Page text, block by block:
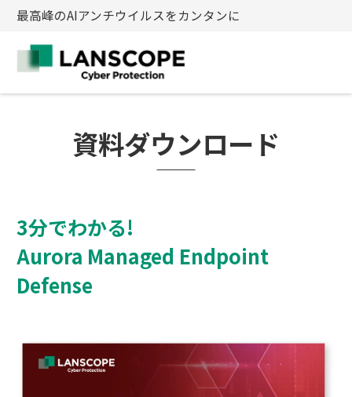
最高峰のAIアンチウイルスをカンタンに
資料ダウンロード
3分でわかる!
Aurora Managed Endpoint
Defense